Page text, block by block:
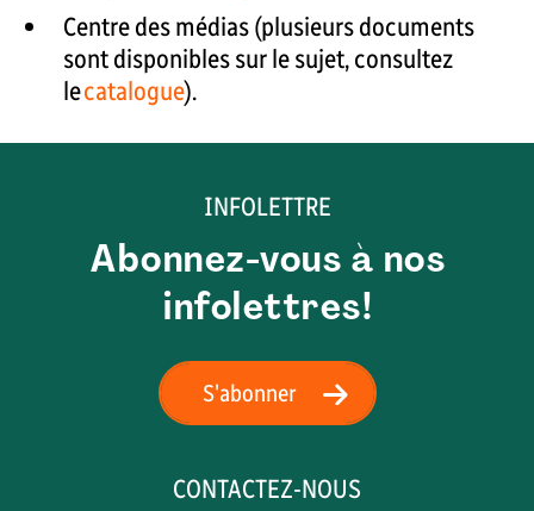
Centre des médias (plusieurs documents
sont disponibles sur le sujet, consultez
lecatalogue).
INFOLETTRE
Abonnez-vous à nos
infolettres!
S'abonner
CONTACTEZ-NOUS